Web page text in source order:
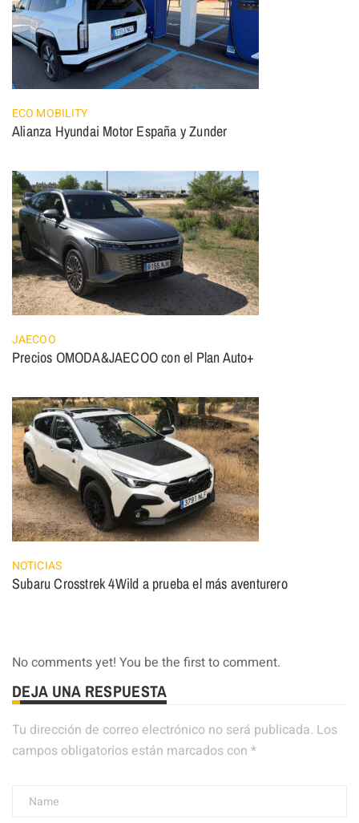
ECO MOBILITY
Alianza Hyundai Motor España y Zunder
JAECOO
Precios OMODA&JAECOO con el Plan Auto+
NOTICIAS
Subaru Crosstrek 4Wild a prueba el más aventurero
No comments yet! You be the first to comment.
DEJA UNA RESPUESTA
Tu dirección de correo electrónico no será publicada. Los
campos obligatorios están marcados con *